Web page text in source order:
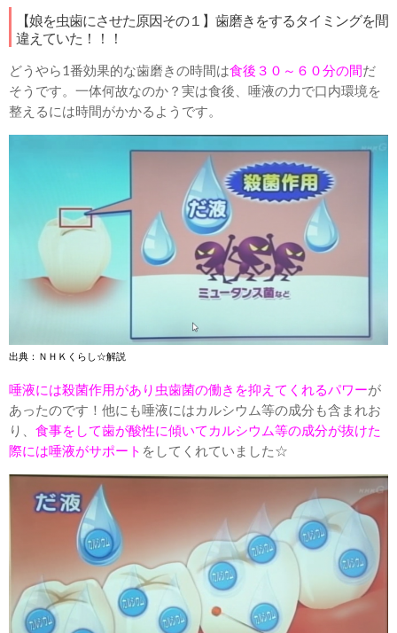
【娘を虫歯にさせた原因その１】歯磨きをするタイミングを間
違えていた！！！
どうやら1番効果的な歯磨きの時間は食後３０～６０分の間だ
そうです。一体何故なのか？実は食後、唾液の力で口内環境を
整えるには時間がかかるようです。
出典：ＮＨＫくらし☆解説
唾液には殺菌作用があり虫歯菌の働きを抑えてくれるパワーが
あったのです！他にも唾液にはカルシウム等の成分も含まれお
り、 食事をして歯が酸性に傾いてカルシウム等の成分が抜けた
際には唾液がサポート をしてくれていました☆